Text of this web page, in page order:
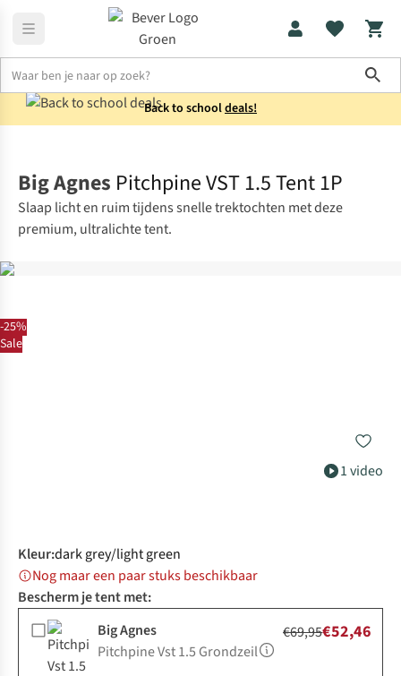
Back to schooldeals!
-25%
Sale
1 video
Big Agnes Pitchpine VST 1.5 Tent 1P
Slaap licht en ruim tijdens snelle trektochten met deze
premium, ultralichte tent.
Kleur:dark grey/light green
Nog maar een paar stuks beschikbaar
Bescherm je tent met:
Big Agnes
Pitchpine Vst 1.5 Grondzeil
€69,95€52,46